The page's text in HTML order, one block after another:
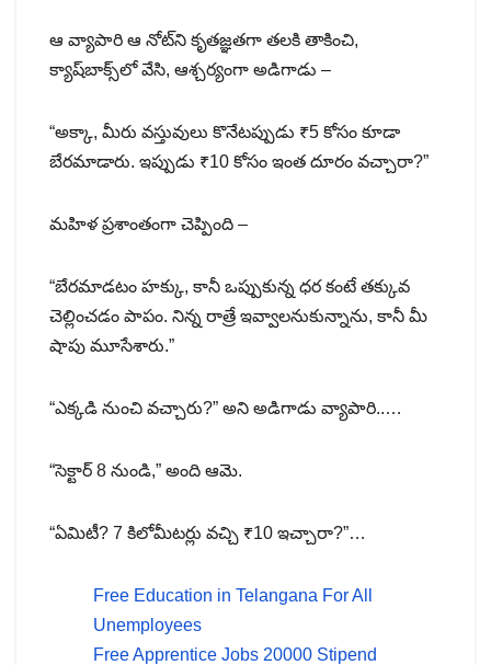
ఆ వ్యాపారి ఆ నోట్‌ని కృతజ్ఞతగా తలకి తాకించి,
క్యాష్‌బాక్స్‌లో వేసి, ఆశ్చర్యంగా అడిగాడు –
“అక్కా, మీరు వస్తువులు కొనేటప్పుడు ₹5 కోసం కూడా
బేరమాడారు. ఇప్పుడు ₹10 కోసం ఇంత దూరం వచ్చారా?”
మహిళ ప్రశాంతంగా చెప్పింది –
“బేరమాడటం హక్కు, కానీ ఒప్పుకున్న ధర కంటే తక్కువ
చెల్లించడం పాపం. నిన్న రాత్రే ఇవ్వాలనుకున్నాను, కానీ మీ
షాపు మూసేశారు.”
“ఎక్కడి నుంచి వచ్చారు?” అని అడిగాడు వ్యాపారి..‌‌…
“సెక్టార్ 8 నుండి,” అంది ఆమె.
“ఏమిటీ? 7 కిలోమీటర్లు వచ్చి ₹10 ఇచ్చారా?”…
Free Education in Telangana For All
Unemployees
Free Apprentice Jobs 20000 Stipend